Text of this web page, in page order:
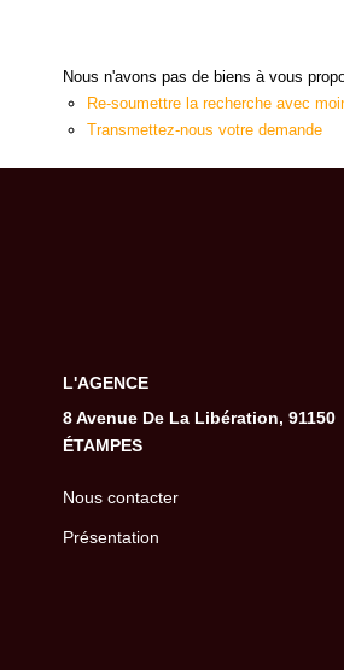
Nous n'avons pas de biens à vous
Re-soumettre la recherche avec
Transmettez-nous votre demande
L'AGENCE
8 Avenue De La Libération, 91150
ÉTAMPES
Nous contacter
Présentation